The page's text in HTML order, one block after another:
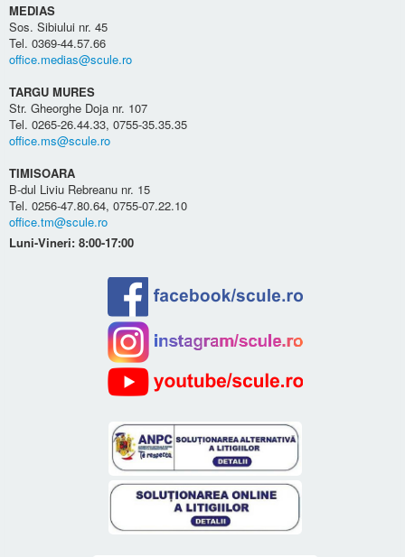
MEDIAS
Sos. Sibiului nr. 45
Tel. 0369-44.57.66
office.medias@scule.ro
TARGU MURES
Str. Gheorghe Doja nr. 107
Tel. 0265-26.44.33, 0755-35.35.35
office.ms@scule.ro
TIMISOARA
B-dul Liviu Rebreanu nr. 15
Tel. 0256-47.80.64, 0755-07.22.10
office.tm@scule.ro
Luni-Vineri: 8:00-17:00